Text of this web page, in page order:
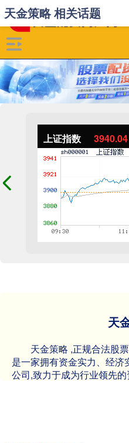
上证指数 3940.04
天
天金策略 ,正规合法股
是一家拥有资金实力、经
公司,致力于成为行业领先的
天金策略 相关话题